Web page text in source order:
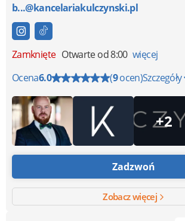
b...@kancelariakulczynski.pl
Zamknięte Otwarte od 8:00 więcej
Ocena6.0 (9ocen)Szczegóły
+2
Zadzwoń
Zobacz więcej